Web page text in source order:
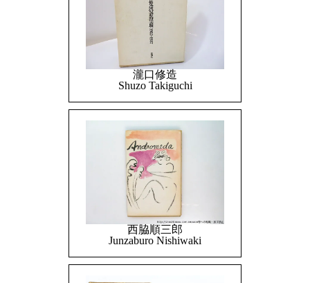
瀧口修造
Shuzo Takiguchi
西脇順三郎
Junzaburo Nishiwaki